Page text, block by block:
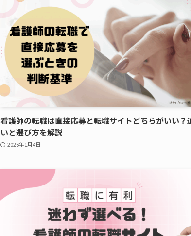
看護師の転職は直接応募と転職サイトどちらがいい？
いと選び方を解説
2026年1月4日